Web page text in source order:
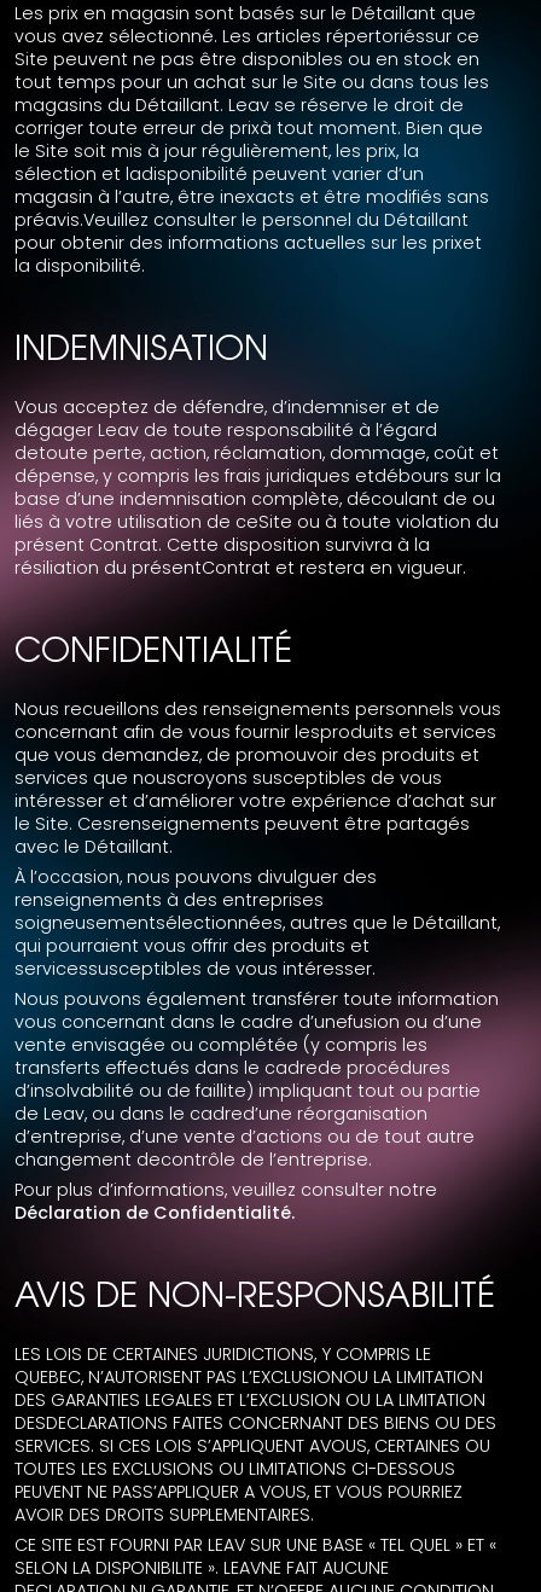
Les prix en magasin sont basés sur le Détaillant que
vous avez sélectionné. Les articles répertoriéssur ce
Site peuvent ne pas être disponibles ou en stock en
tout temps pour un achat sur le Site ou dans tous les
magasins du Détaillant. Leav se réserve le droit de
corriger toute erreur de prixà tout moment. Bien que
le Site soit mis à jour régulièrement, les prix, la
sélection et ladisponibilité peuvent varier d’un
magasin à l’autre, être inexacts et être modifiés sans
préavis.Veuillez consulter le personnel du Détaillant
pour obtenir des informations actuelles sur les prixet
la disponibilité.
INDEMNISATION
Vous acceptez de défendre, d’indemniser et de
dégager Leav de toute responsabilité à l’égard
detoute perte, action, réclamation, dommage, coût et
dépense, y compris les frais juridiques etdébours sur la
base d’une indemnisation complète, découlant de ou
liés à votre utilisation de ceSite ou à toute violation du
présent Contrat. Cette disposition survivra à la
résiliation du présentContrat et restera en vigueur.
CONFIDENTIALITÉ
Nous recueillons des renseignements personnels vous
concernant afin de vous fournir lesproduits et services
que vous demandez, de promouvoir des produits et
services que nouscroyons susceptibles de vous
intéresser et d’améliorer votre expérience d’achat sur
le Site. Cesrenseignements peuvent être partagés
avec le Détaillant.
À l’occasion, nous pouvons divulguer des
renseignements à des entreprises
soigneusementsélectionnées, autres que le Détaillant,
qui pourraient vous offrir des produits et
servicessusceptibles de vous intéresser.
Nous pouvons également transférer toute information
vous concernant dans le cadre d’unefusion ou d’une
vente envisagée ou complétée (y compris les
transferts effectués dans le cadrede procédures
d’insolvabilité ou de faillite) impliquant tout ou partie
de Leav, ou dans le cadred’une réorganisation
d’entreprise, d’une vente d’actions ou de tout autre
changement decontrôle de l’entreprise.
Pour plus d’informations, veuillez consulter notre
Déclaration de Confidentialité.
AVIS DE NON-RESPONSABILITÉ
LES LOIS DE CERTAINES JURIDICTIONS, Y COMPRIS LE
QUEBEC, N’AUTORISENT PAS L’EXCLUSIONOU LA LIMITATION
DES GARANTIES LEGALES ET L’EXCLUSION OU LA LIMITATION
DESDECLARATIONS FAITES CONCERNANT DES BIENS OU DES
SERVICES. SI CES LOIS S’APPLIQUENT AVOUS, CERTAINES OU
TOUTES LES EXCLUSIONS OU LIMITATIONS CI-DESSOUS
PEUVENT NE PASS’APPLIQUER A VOUS, ET VOUS POURRIEZ
AVOIR DES DROITS SUPPLEMENTAIRES.
CE SITE EST FOURNI PAR LEAV SUR UNE BASE « TEL QUEL » ET «
SELON LA DISPONIBILITE ». LEAVNE FAIT AUCUNE